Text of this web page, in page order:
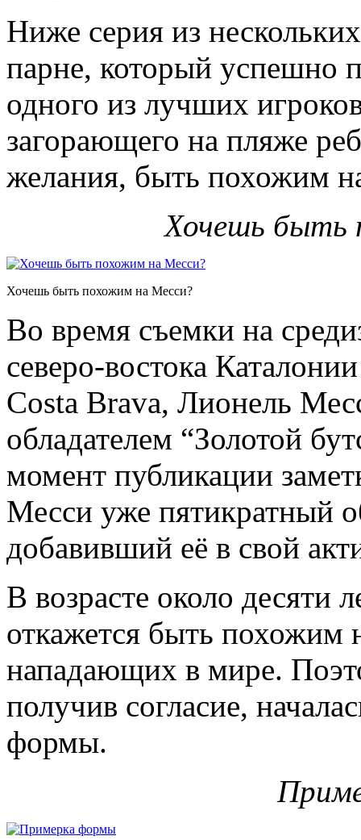
Ниже серия из
парне, который успешно
одного из лучших
загорающего на пляже
желания, быть похожим
Хочешь быть
Хочешь быть похожим на Месси?
Во время съемки на
северо-востока
Costa Brava, Лионель
обладателем “Золотой
момент публикации
Месси уже пятикратный
добавивший её в свой
В возрасте около десяти
откажется быть похожим
нападающих в мире.
получив согласие,
формы.